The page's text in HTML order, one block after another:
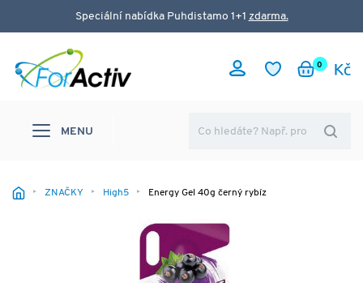
Speciální nabídka Puhdistamo 1+1 zdarma.
0
MENU
ZNAČKY High5 Energy Gel 40g černý rybíz